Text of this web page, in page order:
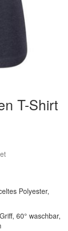
T-Shirt
Polyester,
60° waschbar,